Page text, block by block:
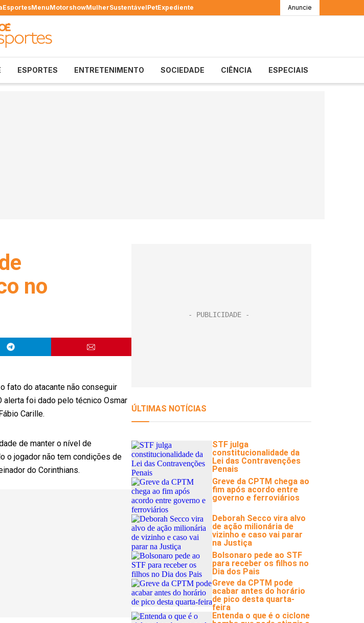
EsportesMenuMotorshowMulherSustentávelPetExpediente Anuncie
ESPORTES ENTRETENIMENTO SOCIEDADE CIÊNCIA ESPECIAIS
no
fato do atacante não conseguir
alerta foi dado pelo técnico Osmar
Carille.
de manter o nível de
o jogador não tem condições de
do Corinthians.